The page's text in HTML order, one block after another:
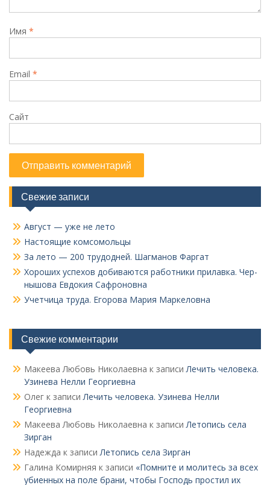
Имя *
Email *
Сайт
Свежие записи
Август — уже не лето
Настоящие комсомольцы
За лето — 200 трудодней. Шагманов Фаргат
Хороших успехов добиваются работники прилавка. Чер­
нышова Евдокия Сафроновна
Учетчица труда. Его­рова Мария Маркеловна
Свежие комментарии
Макеева Любовь Николаевна к записиЛечить человека.
Узинева Нелли Георгиевна
Олег к записиЛечить человека. Узинева Нелли
Георгиевна
Макеева Любовь Николаевна к записиЛетопись села
Зирган
Надежда к записиЛетопись села Зирган
Галина Комирняя к записи «Помните и молитесь за всех
убиенных на поле брани, чтобы Господь простил их